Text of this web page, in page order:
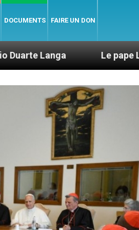
DOCUMENTS FAIRE UN DON
Le pape Léon XIV évoque